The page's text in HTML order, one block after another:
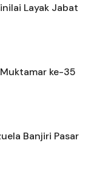
Layak Jabat
ke-35
Banjiri Pasar